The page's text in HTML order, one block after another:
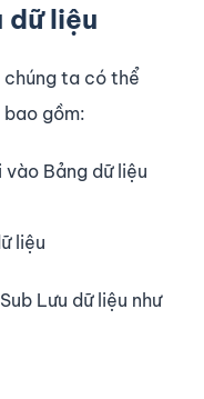
dữ liệu
chúng ta có thể
gồm:
Bảng dữ liệu
liệu
Lưu dữ liệu như